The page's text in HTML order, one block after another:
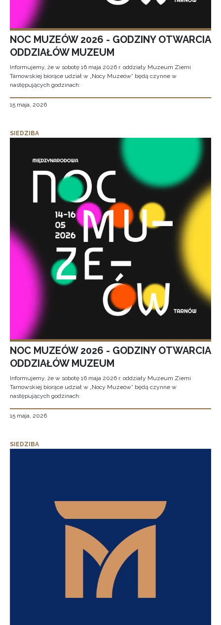
NOC MUZEÓW 2026 - GODZINY OTWARCIA
ODDZIAŁÓW MUZEUM
Informujemy, że w sobotę 16 maja 2026 r. oddziały Muzeum Ziemi
Tarnowskiej biorące udział w „Nocy Muzeów” będą czynne w
następujących godzinach:
15 maja, 2026
SIEDZIBA
NOC MUZEÓW 2026 - GODZINY OTWARCIA
ODDZIAŁÓW MUZEUM
Informujemy, że w sobotę 16 maja 2026 r. oddziały Muzeum Ziemi
Tarnowskiej biorące udział w „Nocy Muzeów” będą czynne w
następujących godzinach:
15 maja, 2026
SIEDZIBA